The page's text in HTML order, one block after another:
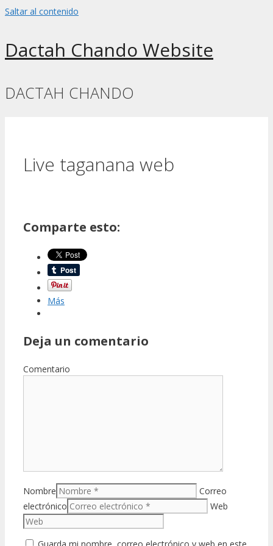
Saltar al contenido
Dactah Chando Website
DACTAH CHANDO
Live taganana web
Comparte esto:
Más
Deja un comentario
Comentario
Nombre
Correo
electrónico
Web
Guarda mi nombre, correo electrónico y web en este